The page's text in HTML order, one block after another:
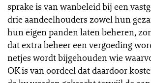
sprake is van wanbeleid bij een
drie aandeelhouders zowel hun
hun eigen panden laten beheren,
dat extra beheer een vergoeding
netjes wordt bijgehouden wie
OK is van oordeel dat daardoor